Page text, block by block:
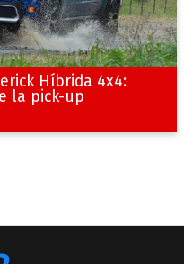
Híbrida 4x4:
la pick-up